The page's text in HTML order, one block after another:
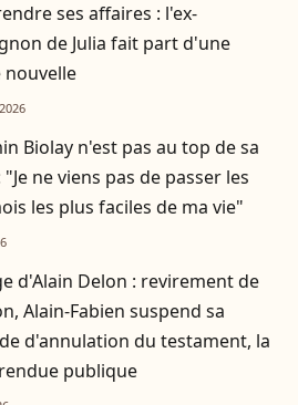
ses affaires : l'ex-
de Julia fait part d'une
nouvelle
Biolay n'est pas au top de sa
ne viens pas de passer les
les plus faciles de ma vie"
d'Alain Delon : revirement de
Alain-Fabien suspend sa
d'annulation du testament, la
publique